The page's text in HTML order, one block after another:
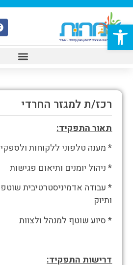
פתח סרגל נגישות
רכז/ת למגזר החרדי
תאור התפקיד:
* מענה טלפוני ללקוחות
* ניהול יומנים ותיאום פגישות
* עבודה אדמיניסטרטיבית
ותיוק
* סיוע שוטף למנהל ולצוות
דרישות התפקיד: